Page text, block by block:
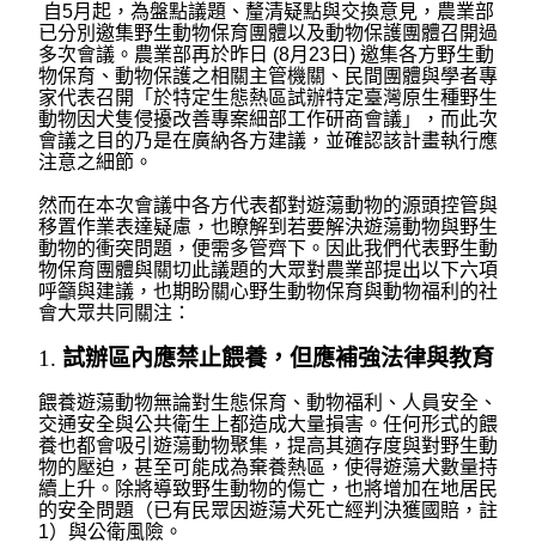
自5月起，為盤點議題、釐清疑點與交換意見，農業部
已分別邀集野生動物保育團體以及動物保護團體召開過
多次會議。農業部再於昨日 (8月23日) 邀集各方野生動
物保育、動物保護之相關主管機關、民間團體與學者專
家代表召開「於特定生態熱區試辦特定臺灣原生種野生
動物因犬隻侵擾改善專案細部工作研商會議」，而此次
會議之目的乃是在廣納各方建議，並確認該計畫執行應
注意之細節。
然而在本次會議中各方代表都對遊蕩動物的源頭控管與
移置作業表達疑慮，也瞭解到若要解決遊蕩動物與野生
動物的衝突問題，便需多管齊下。因此我們代表野生動
物保育團體與關切此議題的大眾對農業部提出以下六項
呼籲與建議，也期盼關心野生動物保育與動物福利的社
會大眾共同關注：
1. 試辦區內應禁止餵養，但應補強法律與教育
餵養遊蕩動物無論對生態保育、動物福利、人員安全、
交通安全與公共衛生上都造成大量損害。任何形式的餵
養也都會吸引遊蕩動物聚集，提高其適存度與對野生動
物的壓迫，甚至可能成為棄養熱區，使得遊蕩犬數量持
續上升。除將導致野生動物的傷亡，也將增加在地居民
的安全問題（已有民眾因遊蕩犬死亡經判決獲國賠，註
1）與公衛風險。